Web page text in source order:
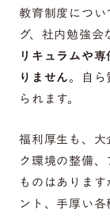
教育制度につ
グ、社内勉強会
リキュラムや
りません。自
られます。
福利厚生も、
ク環境の整備
ものはありま
ント、手厚い